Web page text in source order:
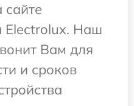
сайте
Electrolux. Наш
Вам для
и сроков